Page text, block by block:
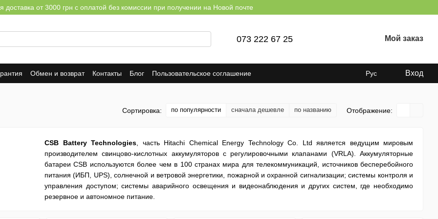
доставка от 3000 грн с оплатой без комиссии при получении на Новой почте
073 222 67 25 Мой заказ
Обмен и возврат Контакты Блог
Пользовательское соглашение
Рус Вход
Сортировка: по популярности сначала дешевле по названию Отображение:
CSB Battery Technologies , часть Hitachi Chemical Energy Technology Co. Ltd является ведущим мировым
производителем свинцово-кислотных аккумуляторов с регулировочными клапанами (VRLA). Аккумуляторные
батареи CSB используются более чем в 100 странах мира для телекоммуникаций, источников бесперебойного
питания (ИБП, UPS), солнечной и ветровой энергетики, пожарной и охранной сигнализации; системы контроля и
управления доступом; системы аварийного освещения и видеонаблюдения и других систем, где необходимо
резервное и автономное питание.